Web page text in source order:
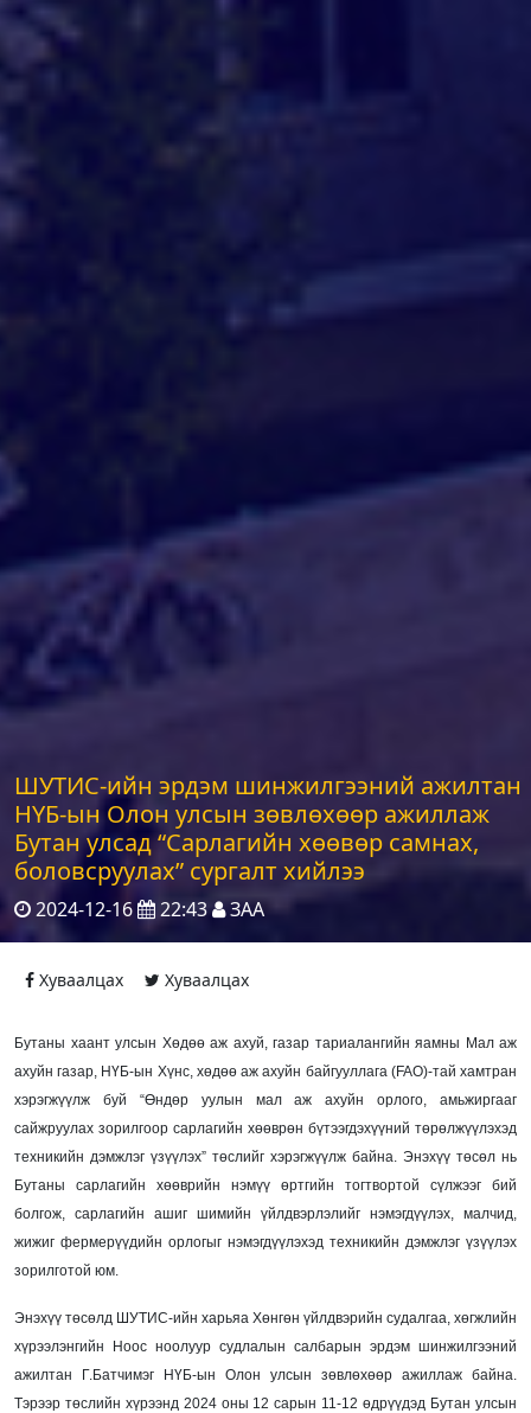
ШУТИС-ийн эрдэм шинжилгээний ажилтан
НҮБ-ын Олон улсын зөвлөхөөр ажиллаж
Бутан улсад “Сарлагийн хөөвөр самнах,
боловсруулах” сургалт хийлээ
2024-12-16 22:43 ЗАА
Хуваалцах Хуваалцах
Бутаны хаант улсын Хөдөө аж ахуй, газар тариалангийн яамны Мал аж
ахуйн газар, НҮБ-ын Хүнс, хөдөө аж ахуйн байгууллага (FAO)-тай хамтран
хэрэгжүүлж буй “Өндөр уулын мал аж ахуйн орлого, амьжиргааг
сайжруулах зорилгоор сарлагийн хөөврөн бүтээгдэхүүний төрөлжүүлэхэд
техникийн дэмжлэг үзүүлэх” төслийг хэрэгжүүлж байна. Энэхүү төсөл нь
Бутаны сарлагийн хөөврийн нэмүү өртгийн тогтвортой сүлжээг бий
болгож, сарлагийн ашиг шимийн үйлдвэрлэлийг нэмэгдүүлэх, малчид,
жижиг фермерүүдийн орлогыг нэмэгдүүлэхэд техникийн дэмжлэг үзүүлэх
зорилготой юм.
Энэхүү төсөлд ШУТИС-ийн харьяа Хөнгөн үйлдвэрийн судалгаа, хөгжлийн
хүрээлэнгийн Ноос ноолуур судлалын салбарын эрдэм шинжилгээний
ажилтан Г.Батчимэг НҮБ-ын Олон улсын зөвлөхөөр ажиллаж байна.
Тэрээр төслийн хүрээнд 2024 оны 12 сарын 11-12 өдрүүдэд Бутан улсын